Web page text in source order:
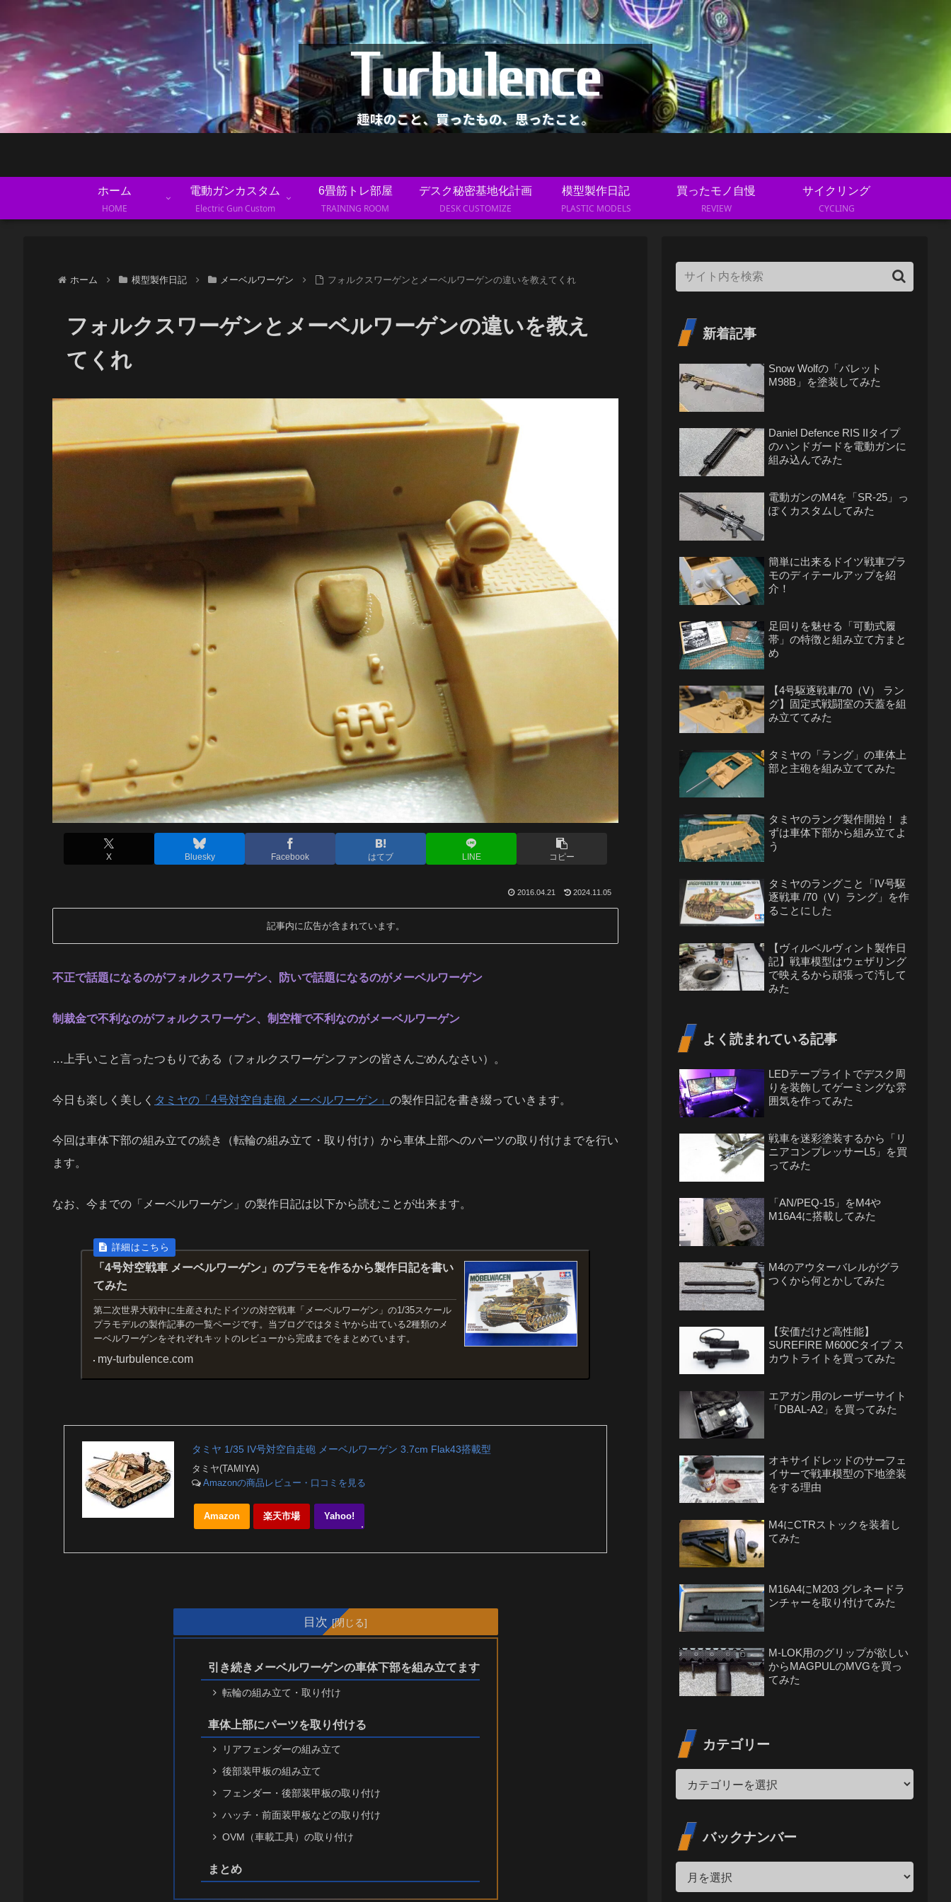
ホーム
HOME
電動ガンカスタム
Electric Gun Custom
6畳筋トレ部屋
TRAINING ROOM
デスク秘密基地化計画
DESK CUSTOMIZE
模型製作日記
PLASTIC MODELS
買ったモノ自慢
REVIEW
サイクリング
CYCLING
ホーム 模型製作日記 メーベルワーゲン フォルクスワーゲンとメーベルワーゲンの違いを教えてくれ
フォルクスワーゲンとメーベルワーゲンの違いを教え
てくれ
X Bluesky Facebook はてブ LINE コピー
2016.04.21 2024.11.05
記事内に広告が含まれています。
不正で話題になるのがフォルクスワーゲン、防いで話題になるのがメーベルワーゲン
制裁金で不利なのがフォルクスワーゲン、制空権で不利なのがメーベルワーゲン
…上手いこと言ったつもりである（フォルクスワーゲンファンの皆さんごめんなさい）。
今日も楽しく美しく タミヤの「4号対空自走砲 メーベルワーゲン」 の製作日記を書き綴っていきます。
今回は車体下部の組み立ての続き（転輪の組み立て・取り付け）から車体上部へのパーツの取り付けまでを行い
ます。
なお、今までの「メーベルワーゲン」の製作日記は以下から読むことが出来ます。
「4号対空戦車 メーベルワーゲン」のプラモを作るから製作日記を書い
てみた
第二次世界大戦中に生産されたドイツの対空戦車「メーベルワーゲン」の1/35スケール
プラモデルの製作記事の一覧ページです。当ブログではタミヤから出ている2種類のメ
ーベルワーゲンをそれぞれキットのレビューから完成までをまとめています。
my-turbulence.com
タミヤ 1/35 IV号対空自走砲 メーベルワーゲン 3.7cm Flak43搭載型
タミヤ(TAMIYA)
Amazonの商品レビュー・口コミを見る
Amazon 楽天市場 Yahoo!
目次
引き続きメーベルワーゲンの車体下部を組み立てます
転輪の組み立て・取り付け
車体上部にパーツを取り付ける
リアフェンダーの組み立て
後部装甲板の組み立て
フェンダー・後部装甲板の取り付け
ハッチ・前面装甲板などの取り付け
OVM（車載工具）の取り付け
まとめ
新着記事
Snow Wolfの「バレット
M98B」を塗装してみた
Daniel Defence RIS IIタイプ
のハンドガードを電動ガンに
組み込んでみた
電動ガンのM4を「SR-25」っ
ぽくカスタムしてみた
簡単に出来るドイツ戦車プラ
モのディテールアップを紹
介！
足回りを魅せる「可動式履
帯」の特徴と組み立て方まと
め
【4号駆逐戦車/70（V） ラン
グ】固定式戦闘室の天蓋を組
み立ててみた
タミヤの「ラング」の車体上
部と主砲を組み立ててみた
タミヤのラング製作開始！ ま
ずは車体下部から組み立てよ
う
タミヤのラングこと「IV号駆
逐戦車 /70（V）ラング」を作
ることにした
【ヴィルベルヴィント製作日
記】戦車模型はウェザリング
で映えるから頑張って汚して
みた
よく読まれている記事
LEDテープライトでデスク周
りを装飾してゲーミングな雰
囲気を作ってみた
戦車を迷彩塗装するから「リ
ニアコンプレッサーL5」を買
ってみた
「AN/PEQ-15」をM4や
M16A4に搭載してみた
M4のアウターバレルがグラ
つくから何とかしてみた
【安価だけど高性能】
SUREFIRE M600Cタイプ ス
カウトライトを買ってみた
エアガン用のレーザーサイト
「DBAL-A2」を買ってみた
オキサイドレッドのサーフェ
イサーで戦車模型の下地塗装
をする理由
M4にCTRストックを装着し
てみた
M16A4にM203 グレネードラ
ンチャーを取り付けてみた
M-LOK用のグリップが欲しい
からMAGPULのMVGを買っ
てみた
カテゴリー
バックナンバー